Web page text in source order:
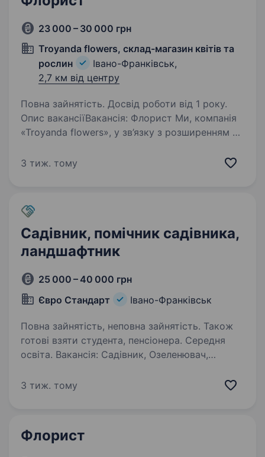
23 000 – 30 000 грн
Troyanda flowers, склад-магазин квітів та
рослин
Івано-Франківськ,
2,7 км від центру
Повна зайнятість. Досвід роботи від 1 року.
Опис вакансіїВакансія: Флорист Ми, компанія
«Troyanda flowers», у зв’язку з розширенням та
Флориста із досвідом роботи. Вимоги: Досвід
3 тиж. тому
Садівник, помічник садівника,
ландшафтник
25 000 – 40 000 грн
Євро Стандарт
Івано-Франківськ
Повна зайнятість, неповна зайнятість. Також
готові взяти студента, пенсіонера. Середня
освіта. Вакансія: Садівник, Озеленювач,
Компанія «Євро Стандарт» шукає в команду
3 тиж. тому
Флорист